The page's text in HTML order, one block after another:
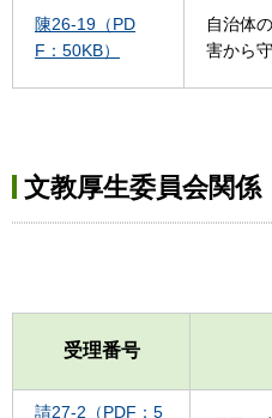
陳26-19（PD
F：50KB）
自治体
害から
文教厚生委員会関係
受理番号
請27-2（PDF：5